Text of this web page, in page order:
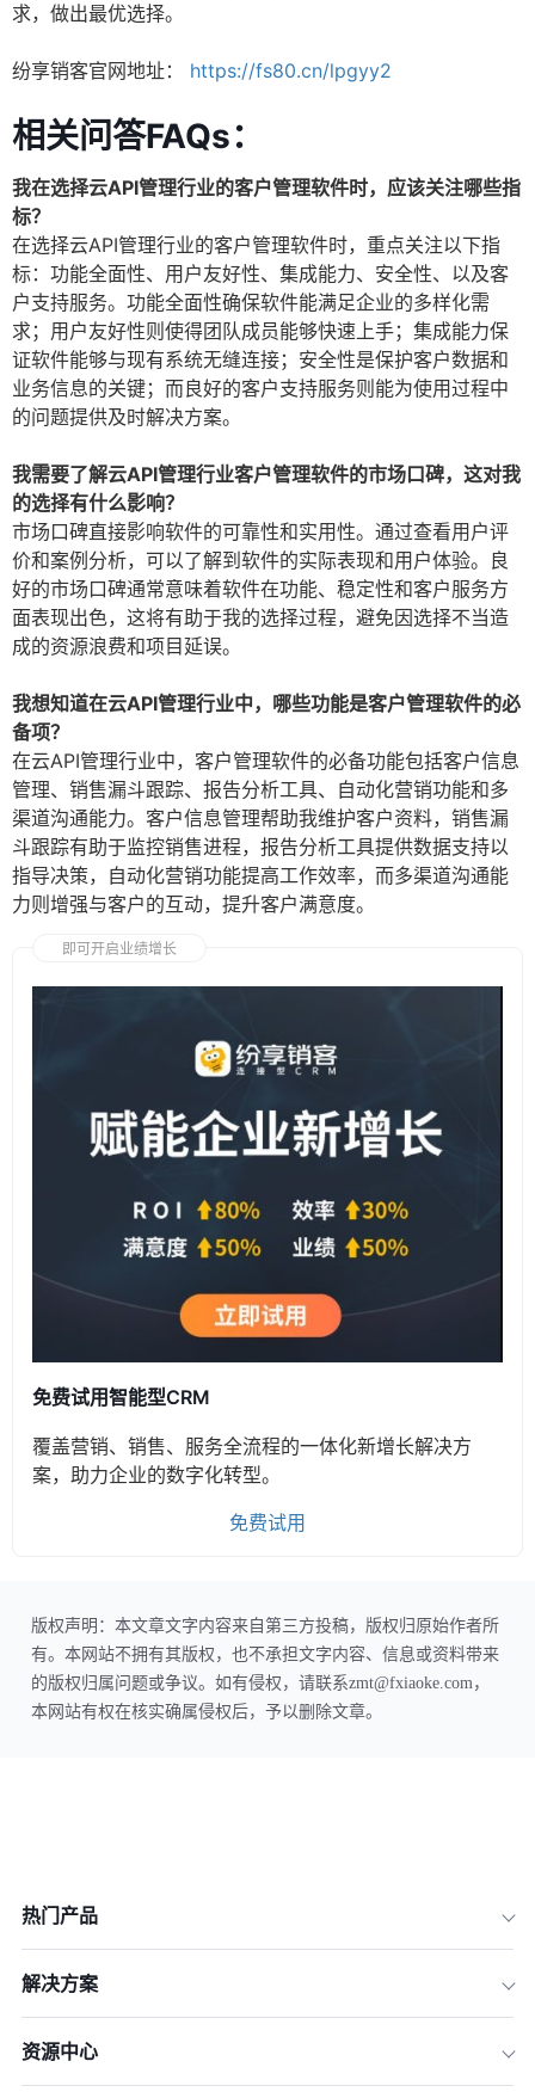
求，做出最优选择。
纷享销客官网地址： https://fs80.cn/lpgyy2
相关问答FAQs：
我在选择云API管理行业的客户管理软件时，应该关注哪些指
标？
在选择云API管理行业的客户管理软件时，重点关注以下指
标：功能全面性、用户友好性、集成能力、安全性、以及客
户支持服务。功能全面性确保软件能满足企业的多样化需
求；用户友好性则使得团队成员能够快速上手；集成能力保
证软件能够与现有系统无缝连接；安全性是保护客户数据和
业务信息的关键；而良好的客户支持服务则能为使用过程中
的问题提供及时解决方案。
我需要了解云API管理行业客户管理软件的市场口碑，这对我
的选择有什么影响？
市场口碑直接影响软件的可靠性和实用性。通过查看用户评
价和案例分析，可以了解到软件的实际表现和用户体验。良
好的市场口碑通常意味着软件在功能、稳定性和客户服务方
面表现出色，这将有助于我的选择过程，避免因选择不当造
成的资源浪费和项目延误。
我想知道在云API管理行业中，哪些功能是客户管理软件的必
备项？
在云API管理行业中，客户管理软件的必备功能包括客户信息
管理、销售漏斗跟踪、报告分析工具、自动化营销功能和多
渠道沟通能力。客户信息管理帮助我维护客户资料，销售漏
斗跟踪有助于监控销售进程，报告分析工具提供数据支持以
指导决策，自动化营销功能提高工作效率，而多渠道沟通能
力则增强与客户的互动，提升客户满意度。
即可开启业绩增长
免费试用智能型CRM
覆盖营销、销售、服务全流程的一体化新增长解决方
案，助力企业的数字化转型。
免费试用
版权声明：本文章文字内容来自第三方投稿，版权归原始作者所
有。本网站不拥有其版权，也不承担文字内容、信息或资料带来
的版权归属问题或争议。如有侵权，请联系zmt@fxiaoke.com，
本网站有权在核实确属侵权后，予以删除文章。
热门产品
解决方案
资源中心